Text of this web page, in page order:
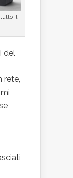
tutto il
del
rete,